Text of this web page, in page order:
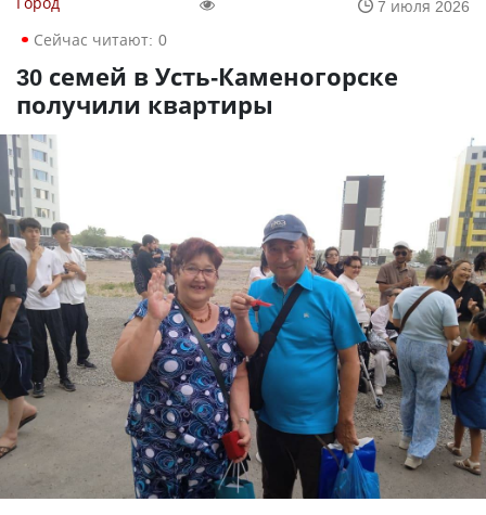
7 июля 2026
Сейчас читают: 0
30 семей в Усть-Каменогорске
получили квартиры